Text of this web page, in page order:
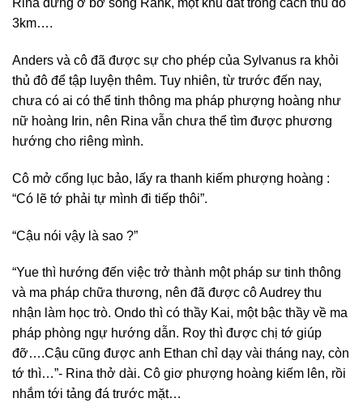
Rina đứng ở bờ sông Rank, một khu đất trống cách thủ đô
3km….
Anders và cô đã được sự cho phép của Sylvanus ra khỏi
thủ đô để tập luyện thêm. Tuy nhiên, từ trước đến nay,
chưa có ai có thể tinh thông ma pháp phượng hoàng như
nữ hoàng Irin, nên Rina vẫn chưa thể tìm được phương
hướng cho riêng mình.
Cô mở cổng lục bảo, lấy ra thanh kiếm phượng hoàng :
“Có lẽ tớ phải tự mình đi tiếp thôi”.
“Cậu nói vậy là sao ?”
“Yue thì hướng đến việc trở thành một pháp sư tinh thông
và ma pháp chữa thương, nên đã được cô Audrey thu
nhận làm học trò. Ondo thì có thầy Kai, một bậc thầy về ma
pháp phòng ngự hướng dẫn. Roy thì được chị tớ giúp
đỡ….Cậu cũng được anh Ethan chỉ dạy vài tháng nay, còn
tớ thì…”- Rina thở dài. Cô giơ phượng hoàng kiếm lên, rồi
nhắm tới tảng đá trước mặt…